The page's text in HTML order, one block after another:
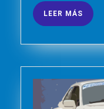
LEER MÁS LEER
MÁS